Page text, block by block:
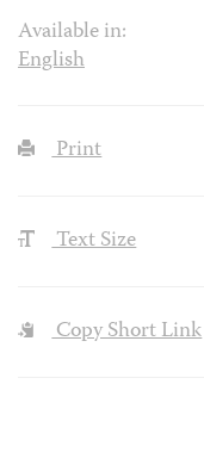
Available in:
English
Print
Text Size
Copy Short Link